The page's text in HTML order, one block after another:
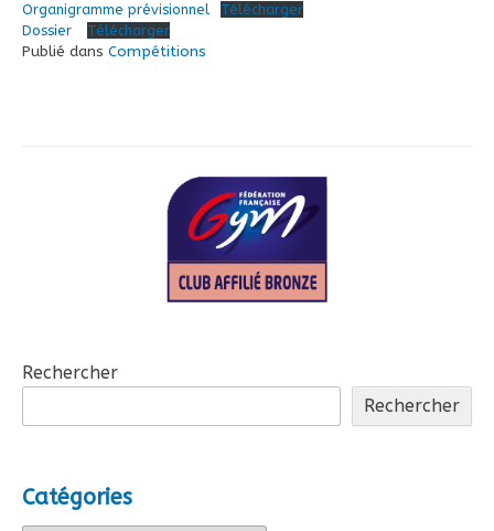
Organigramme prévisionnel
Télécharger
Dossier
Télécharger
Publié dans Compétitions
Rechercher
Rechercher
Catégories